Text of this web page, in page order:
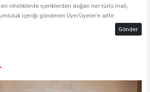
niteliklerde içeriklerden doğan her türlü mali,
içeriği gönderen Üye/Üyeler’e aittir.
Gönder